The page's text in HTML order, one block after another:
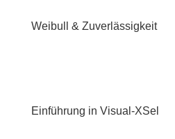
Weibull & Zuverlässigkeit
Einführung in Visual-XSel